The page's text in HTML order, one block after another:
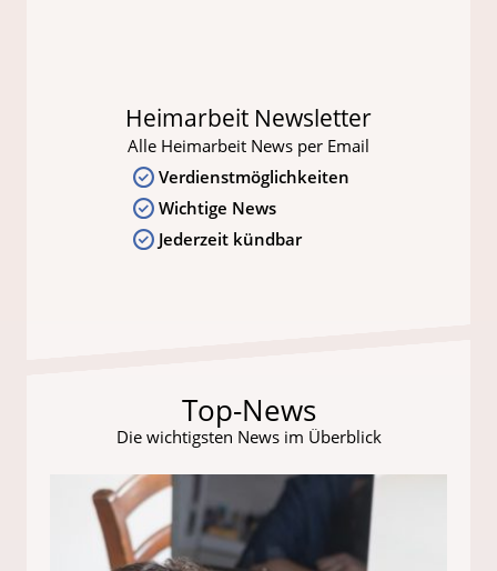
Heimarbeit Newsletter
Alle Heimarbeit News per Email
Verdienstmöglichkeiten
Wichtige News
Jederzeit kündbar
Top-News
Die wichtigsten News im Überblick